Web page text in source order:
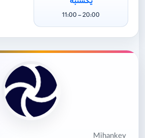
20:00 - 11:00